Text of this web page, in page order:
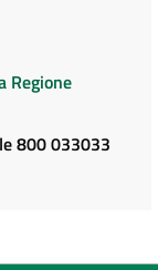
Regione
800 033033